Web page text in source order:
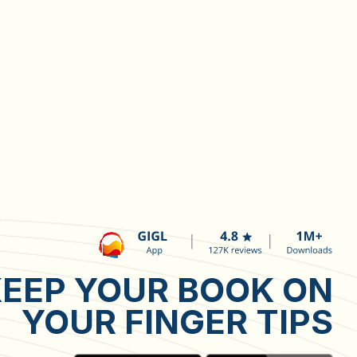
YOUR BOOK ON
YOUR FINGER TIPS